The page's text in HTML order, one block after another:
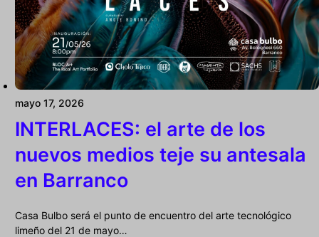
mayo 17, 2026
INTERLACES: el arte de los
nuevos medios teje su antesala
en Barranco
Casa Bulbo será el punto de encuentro del arte tecnológico
limeño del 21 de mayo…